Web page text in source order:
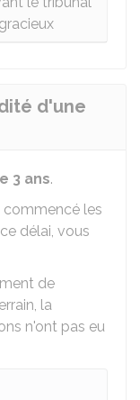
d'une
3 ans.
commencé les
délai, vous
de
la
n'ont pas eu